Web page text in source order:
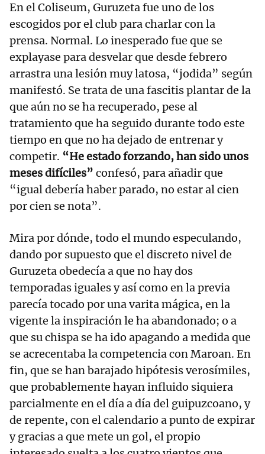
En el Coliseum, Guruzeta fue uno de los
escogidos por el club para charlar con la
prensa. Normal. Lo inesperado fue que se
explayase para desvelar que desde febrero
arrastra una lesión muy latosa, “jodida” según
manifestó. Se trata de una fascitis plantar de la
que aún no se ha recuperado, pese al
tratamiento que ha seguido durante todo este
tiempo en que no ha dejado de entrenar y
competir. “He estado forzando, han sido unos
meses difíciles” confesó, para añadir que
“igual debería haber parado, no estar al cien
por cien se nota”.
Mira por dónde, todo el mundo especulando,
dando por supuesto que el discreto nivel de
Guruzeta obedecía a que no hay dos
temporadas iguales y así como en la previa
parecía tocado por una varita mágica, en la
vigente la inspiración le ha abandonado; o a
que su chispa se ha ido apagando a medida que
se acrecentaba la competencia con Maroan. En
fin, que se han barajado hipótesis verosímiles,
que probablemente hayan influido siquiera
parcialmente en el día a día del guipuzcoano, y
de repente, con el calendario a punto de expirar
y gracias a que mete un gol, el propio